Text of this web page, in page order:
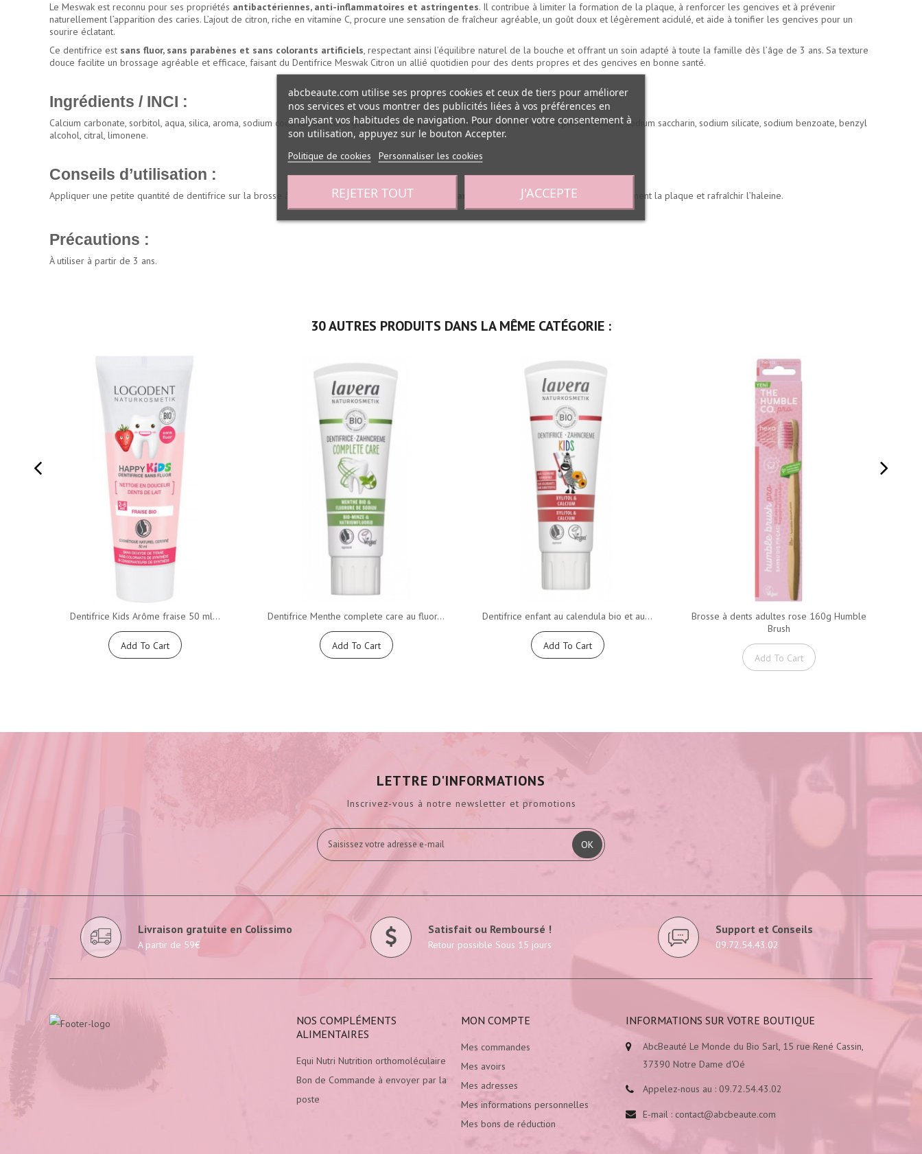
Le Meswak est reconnu pour ses propriétés antibactériennes, anti-inflammatoires et astringentes. Il contribue à limiter la formation de la plaque, à renforcer les gencives et à prévenir
naturellement l’apparition des caries. L’ajout de citron, riche en vitamine C, procure une sensation de fraîcheur agréable, un goût doux et légèrement acidulé, et aide à tonifier les gencives pour un
sourire éclatant.
Ce dentifrice est sans fluor, sans parabènes et sans colorants artificiels, respectant ainsi l’équilibre naturel de la bouche et offrant un soin adapté à toute la famille dès l’âge de 3 ans. Sa texture
douce facilite un brossage agréable et efficace, faisant du Dentifrice Meswak Citron un allié quotidien pour des dents propres et des gencives en bonne santé.
Ingrédients / INCI :
Calcium carbonate, sorbitol, aqua, silica, aroma, sodium coco sulfate, coco glucoside, carragheenan, cellulose gum, salvadora persica extract, sodium saccharin, sodium silicate, sodium benzoate, benzyl
alcohol, citral, limonene.
Conseils d’utilisation :
Appliquer une petite quantité de dentifrice sur la brosse à dents. Brosser2 à 3 fois par jour pendant 2 à 3 minutespour éliminer efficacement la plaque et rafraîchir l’haleine.
Précautions :
À utiliser à partir de 3 ans.
30 AUTRES PRODUITS DANS LA MÊME CATÉGORIE :
Dentifrice Kids Arôme fraise 50 ml...
Add To Cart
Dentifrice Menthe complete care au fluor...
Add To Cart
Dentifrice enfant au calendula bio et au...
Add To Cart
Brosse à dents adultes rose 160g Humble
Brush
Add To Cart
LETTRE D'INFORMATIONS
Inscrivez-vous à notre newsletter et promotions
OK
Livraison gratuite en Colissimo
A partir de 59€
Satisfait ou Remboursé !
Retour possible Sous 15 jours
Support et Conseils
09.72.54.43.02
NOS COMPLÉMENTS
ALIMENTAIRES
Equi Nutri Nutrition orthomoléculaire
Bon de Commande à envoyer par la
poste
MON COMPTE
Mes commandes
Mes avoirs
Mes adresses
Mes informations personnelles
Mes bons de réduction
INFORMATIONS SUR VOTRE BOUTIQUE
AbcBeauté Le Monde du Bio Sarl, 15 rue René Cassin,
37390 Notre Dame d'Oé
Appelez-nous au : 09.72.54.43.02
E-mail : contact@abcbeaute.com
abcbeaute.com utilise ses propres cookies et ceux de tiers pour améliorer
nos services et vous montrer des publicités liées à vos préférences en
analysant vos habitudes de navigation. Pour donner votre consentement à
son utilisation, appuyez sur le bouton Accepter.
Politique de cookies Personnaliser les cookies
REJETER TOUT J'ACCEPTE